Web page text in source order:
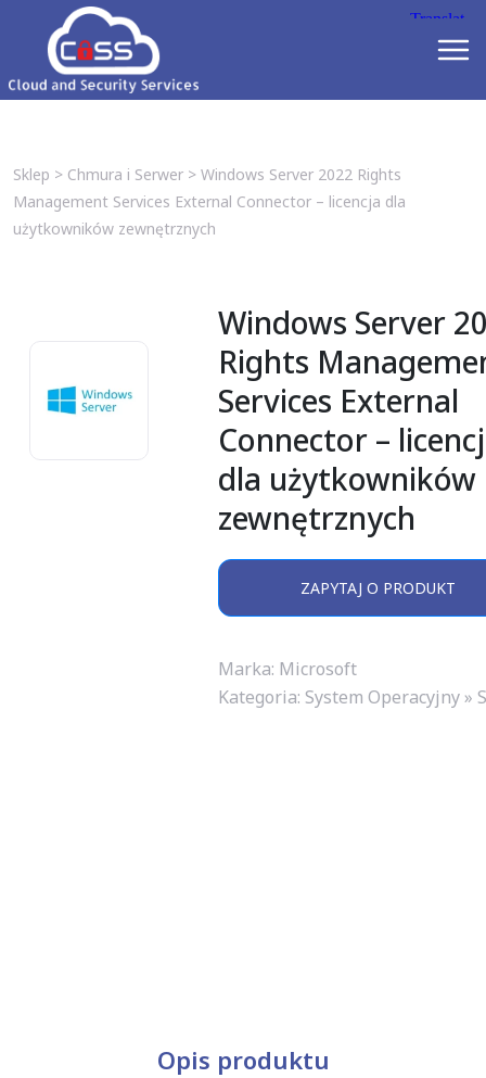
Sklep > Chmura i Serwer> Windows Server 2022 Rights
Management Services External Connector – licencja dla
użytkowników zewnętrznych
Windows Server
Rights
Services External
Connector –
dla użytkowników
zewnętrznych
ZAPYTAJ O PRODUKT
Marka: Microsoft
Kategoria: System Operacyjny »
Opis produktu